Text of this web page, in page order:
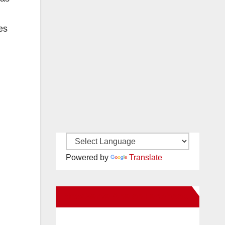
Powered by Translate